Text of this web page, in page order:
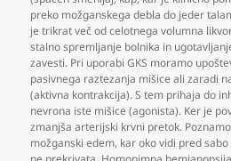
preko možganskega debla do jeder
je trikrat več od celotnega volumna
stalno spremljanje bolnika in
zavesti. Pri uporabi GKS moramo
pasivnega raztezanja mišice ali zaradi
(aktivna kontrakcija). S tem prihaja do
nevrona iste mišice (agonista). Ker je
zmanjša arterijski krvni pretok.
možganski edem, kar oko vidi pred